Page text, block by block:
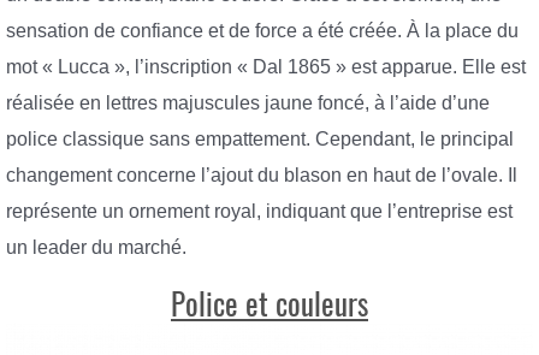
sensation de confiance et de force a été créée. À la place du
mot « Lucca », l’inscription « Dal 1865 » est apparue. Elle est
réalisée en lettres majuscules jaune foncé, à l’aide d’une
police classique sans empattement. Cependant, le principal
changement concerne l’ajout du blason en haut de l’ovale. Il
représente un ornement royal, indiquant que l’entreprise est
un leader du marché.
Police et couleurs